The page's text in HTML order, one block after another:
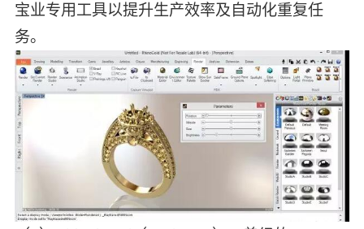
宝业专用工具以提升生产效率及自动化重复任
务。